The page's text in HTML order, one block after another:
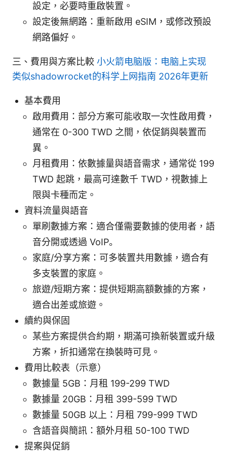
設定，必要時重啟裝置。
設定後無網路：重新啟用 eSIM，或修改預設
網路偏好。
三、費用與方案比較 小火箭电脑版：电脑上实现
类似shadowrocket的科学上网指南 2026年更新
基本費用
啟用費用：部分方案可能收取一次性啟用費，
通常在 0-300 TWD 之間，依促銷與裝置而
異。
月租費用：依數據量與語音需求，通常從 199
TWD 起跳，最高可達數千 TWD，視數據上
限與卡種而定。
資料流量與語音
單刷數據方案：適合僅需要數據的使用者，語
音分開或透過 VoIP。
家庭/分享方案：可多裝置共用數據，適合有
多支裝置的家庭。
旅遊/短期方案：提供短期高額數據的方案，
適合出差或旅遊。
續約與保固
某些方案提供合約期，期滿可換新裝置或升級
方案，折扣通常在換裝時可見。
費用比較表（示意）
數據量 5GB：月租 199-299 TWD
數據量 20GB：月租 399-599 TWD
數據量 50GB 以上：月租 799-999 TWD
含語音與簡訊：額外月租 50-100 TWD
提案與促銷